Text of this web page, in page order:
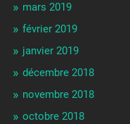
mars 2019
février 2019
janvier 2019
décembre 2018
novembre 2018
octobre 2018